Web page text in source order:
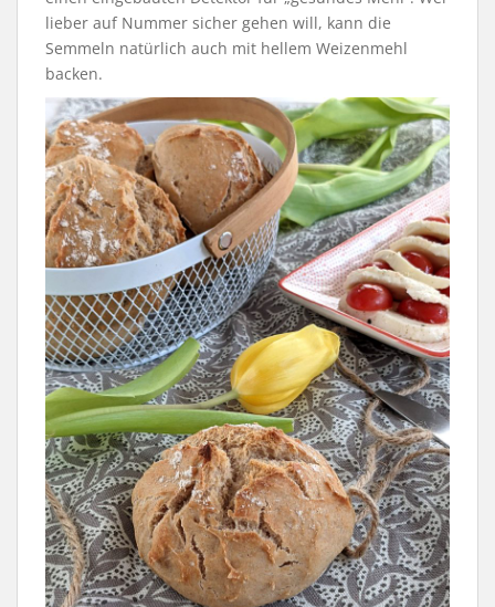
lieber auf Nummer sicher gehen will, kann die
Semmeln natürlich auch mit hellem Weizenmehl
backen.